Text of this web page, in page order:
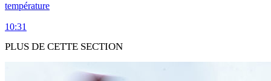
température
10:31
PLUS DE CETTE SECTION